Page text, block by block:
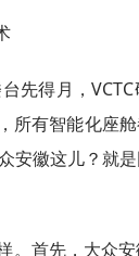
先得月，
所有智能化座
安徽这儿？就
首先，大众安